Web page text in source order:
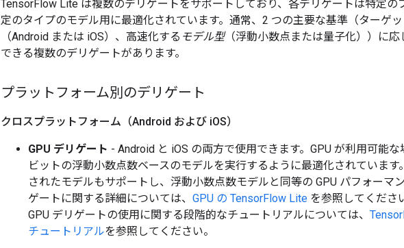
TensorFlow Lite は複数のデリゲートをサポートしており、各デリゲートは特定の
定のタイプのモデル用に最適化されています。通常、2 つの主要な基準（ターゲ
（Android または iOS）、高速化する モデル型（浮動小数点または量子化））に応
できる複数のデリゲートがあります。
プラットフォーム別のデリゲート
クロスプラットフォーム（Android および iOS）
GPU デリゲート - Android と iOS の両方で使用できます。GPU が利用可能
ビットの浮動小数点数ベースのモデルを実行するように最適化されていま
されたモデルもサポートし、浮動小数点数モデルと同等の GPU パフォーマ
ゲートに関する詳細については、 GPU の TensorFlow Lite を参照してくださ
GPU デリゲートの使用に関する段階的なチュートリアルについては、
チュートリアルを参照してください。